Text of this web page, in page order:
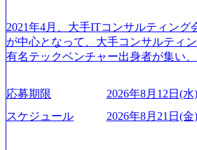
リフレッシュ休暇など、社員同士の
する取り組みが充実している。 2026年8月13日(木) 19:00～2
0:30予定 2026年8月7日(金) 16:00 コン
界セミナーを実施しています。 ●前回
ージのぼんやりしていた部分が明確
の全体感や実際に働いていらっしゃ
です。評価の場ではないため、キャ
方にもご参加いただけます。 連休中
ため、在職中の方も有給を取得する
慮なくご参加いただけます。帰省先
旅行事業の内容とビジネスモデル/今
社後のキャリアパス ・質疑応答(20分)
eet) ・営業・マーケティングなど、ビ
リアを検討されている方 ・転職を具
2021年4月、大手ITコンサルティング
が中心となって、大手コンサルティ
有名テックベンチャー出身者が集い
い」という想いの下で立ち上げた新
ーがビジネスの成功に大きな影響力
て、20年以上にわたってFintech業界
つ、あらゆる業種・業界のクライア
応募期限
2026年8月12日(水
スケジュール
2026年8月21日(金